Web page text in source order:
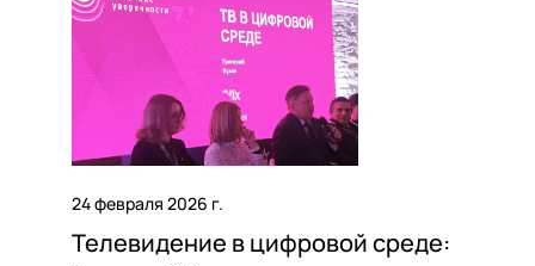
24 февраля 2026 г.
Телевидение в цифровой среде: